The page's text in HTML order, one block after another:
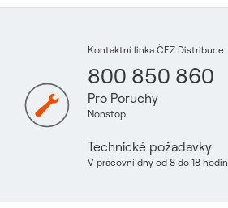
Kontaktní linka ČEZ Distribuce
800 850 860
Pro Poruchy
Nonstop
Technické požadavky
V pracovní dny od 8 do 18 hodin